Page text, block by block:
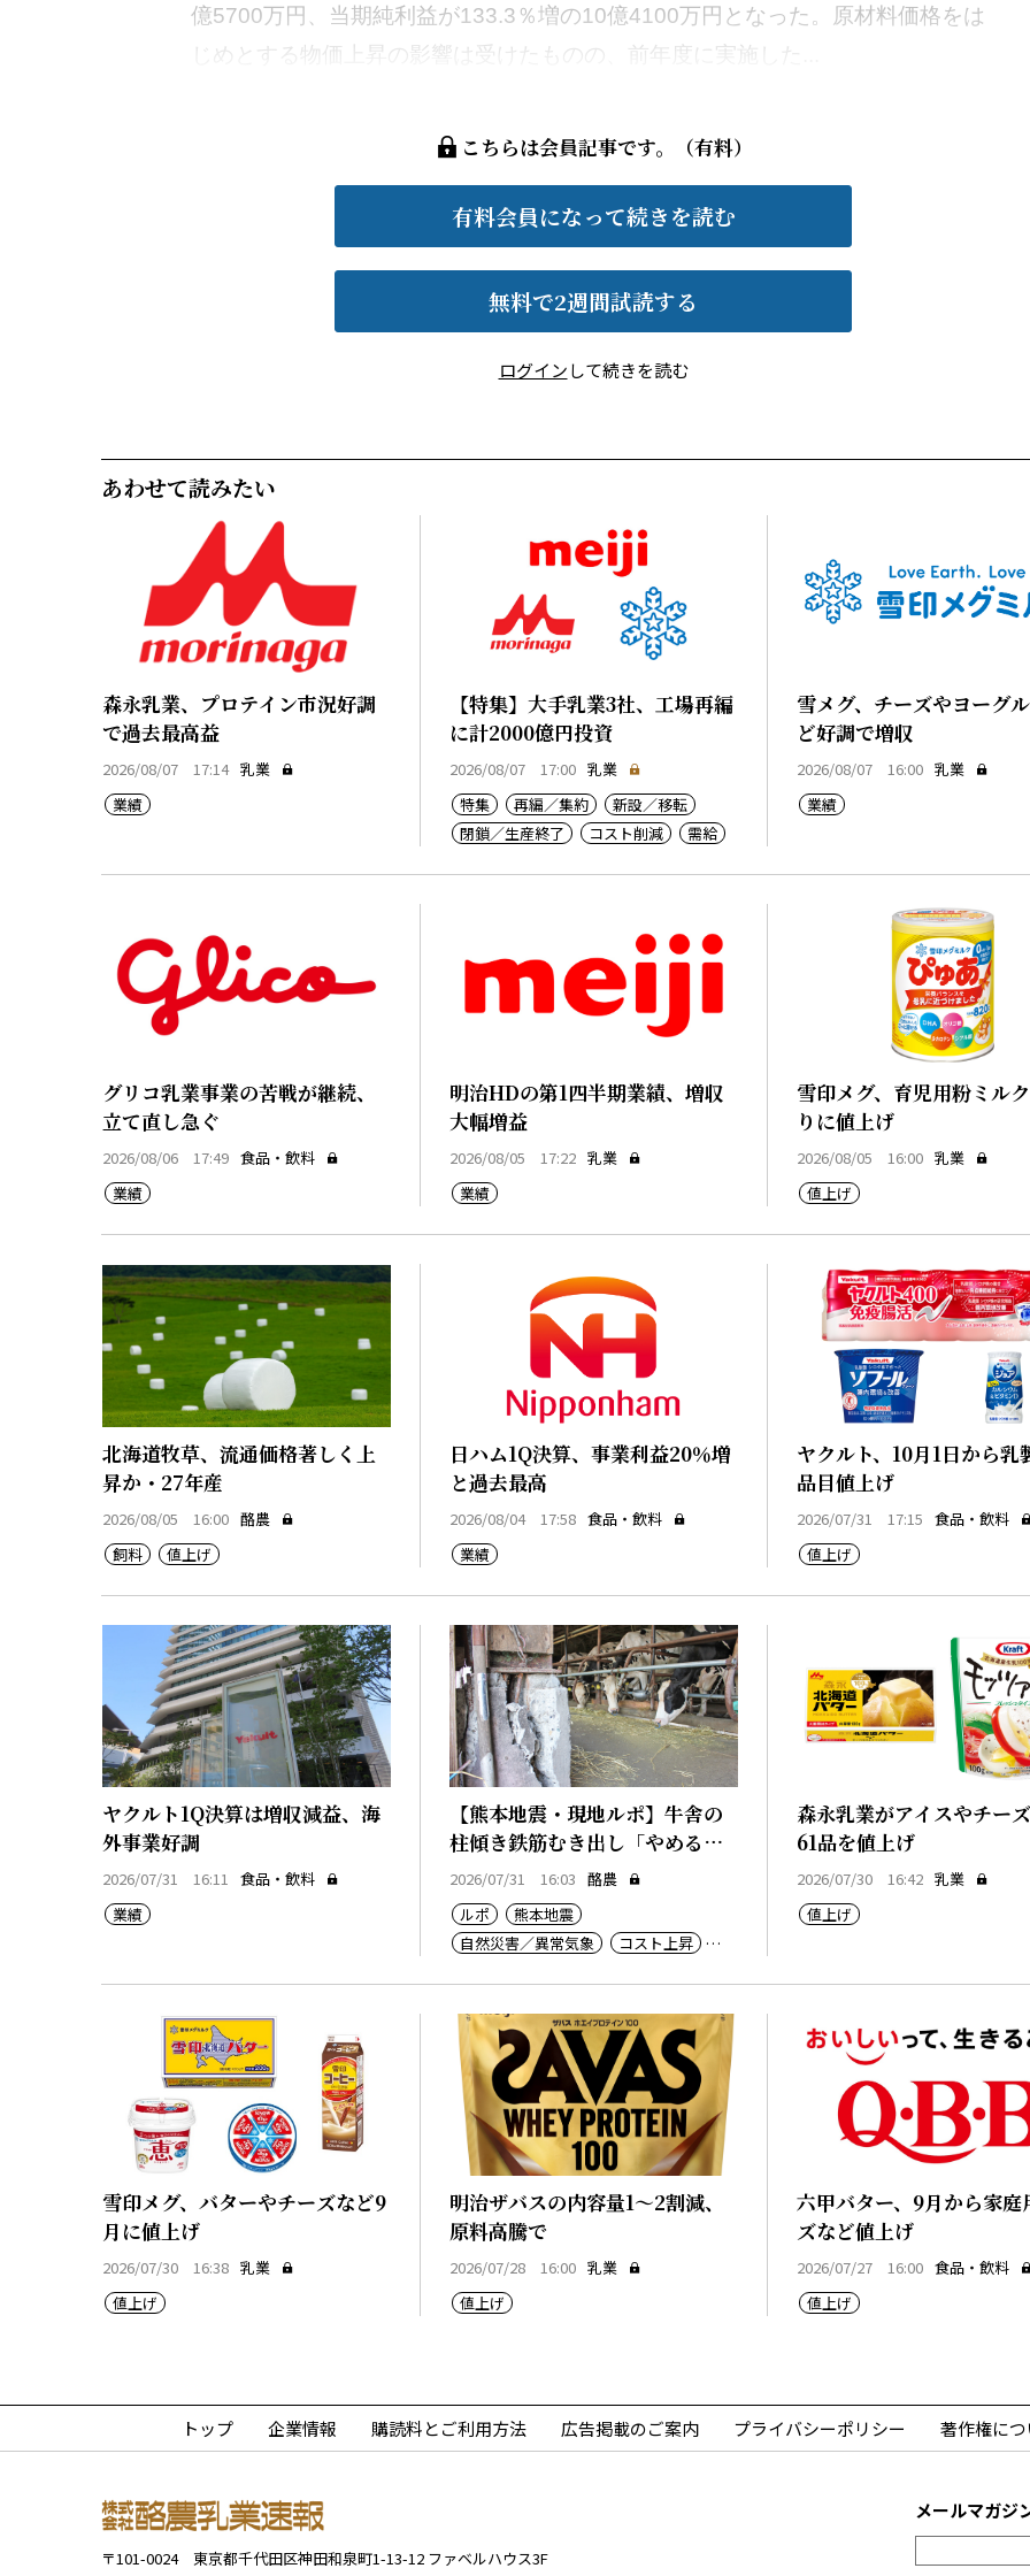
億5700万円、当期純利益が133.3％増の10億4100万円となった。原材料価格をは
じめとする物価上昇の影響は受けたものの、前年度に実施した...
こちらは会員記事です。（有料）
有料会員になって続きを読む
無料で2週間試読する
ログインして続きを読む
あわせて読みたい
森永乳業、プロテイン市況好調
で過去最高益
2026/08/07 17:14 乳業
業績
【特集】大手乳業3社、工場再編
に計2000億円投資
2026/08/07 17:00 乳業
特集
再編／集約
新設／移転
閉鎖／生産終了
コスト削減
需給
雪メグ、チーズやヨーグ
ど好調で増収
2026/08/07 16:00 乳業
業績
グリコ乳業事業の苦戦が継続、
立て直し急ぐ
2026/08/06 17:49 食品・飲料
業績
明治HDの第1四半期業績、増収
大幅増益
2026/08/05 17:22 乳業
業績
雪印メグ、育児用粉ミル
りに値上げ
2026/08/05 16:00 乳業
値上げ
北海道牧草、流通価格著しく上
昇か・27年産
2026/08/05 16:00 酪農
飼料
値上げ
日ハム1Q決算、事業利益20％増
と過去最高
2026/08/04 17:58 食品・飲料
業績
ヤクルト、10月1日から乳
品目値上げ
2026/07/31 17:15 食品・飲料
値上げ
ヤクルト1Q決算は増収減益、海
外事業好調
2026/07/31 16:11
食品・飲料
業績
【熊本地震・現地ルポ】牛舎の
柱傾き鉄筋むき出し「やめるし
か」
2026/07/31 16:03 酪農
ルポ
熊本地震
自然災害／異常気象
コスト上昇
森永乳業がアイスやチー
61品を値上げ
2026/07/30 16:42 乳業
値上げ
雪印メグ、バターやチーズなど9
月に値上げ
2026/07/30 16:38 乳業
値上げ
明治ザバスの内容量1～2割減、
原料高騰で
2026/07/28 16:00 乳業
値上げ
六甲バター、9月から家庭
ズなど値上げ
2026/07/27 16:00 食品・飲料
値上げ
トップ 企業情報 購読料とご利用方法 広告掲載のご案内 プライバシーポリシー 著作権に
〒101-0024 東京都千代田区神田和泉町1-13-12 ファベルハウス3F
メールマガジ